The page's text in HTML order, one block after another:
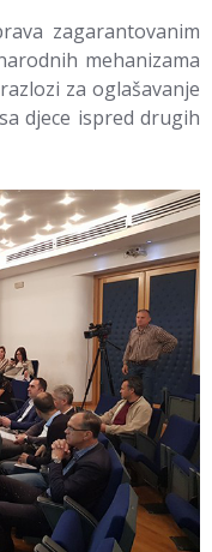
zagarantovanim
mehanizama
za oglašavanje
djece ispred drugih